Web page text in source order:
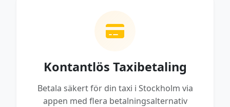
Kontantlös Taxibetaling
Betala säkert för din taxi i Stockholm via
appen med flera betalningsalternativ